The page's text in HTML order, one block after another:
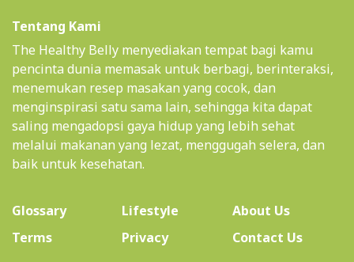
Tentang Kami
The Healthy Belly menyediakan tempat bagi kamu
pencinta dunia memasak untuk berbagi, berinteraksi,
menemukan resep masakan yang cocok, dan
menginspirasi satu sama lain, sehingga kita dapat
saling mengadopsi gaya hidup yang lebih sehat
melalui makanan yang lezat, menggugah selera, dan
baik untuk kesehatan.
Glossary Lifestyle About Us(current)
Terms
Privacy
Contact Us